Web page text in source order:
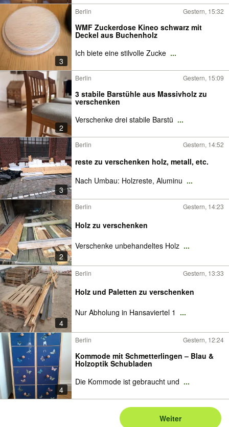
3
Berlin Gestern, 15:32
WMF Zuckerdose Kineo schwarz mit
Deckel aus Buchenholz
Ich biete eine stilvolle Zucke ...
2
Berlin Gestern, 15:09
3 stabile Barstühle aus Massivholz zu
verschenken
Verschenke drei stabile Barstü ...
3
Berlin Gestern, 14:52
reste zu verschenken holz, metall, etc.
Nach Umbau: Holzreste, Aluminu ...
2
Berlin Gestern, 14:23
Holz zu verschenken
Verschenke unbehandeltes Holz ...
4
Berlin Gestern, 13:33
Holz und Paletten zu verschenken
Nur Abholung in Hansaviertel 1 ...
4
Berlin Gestern, 12:24
Kommode mit Schmetterlingen – Blau &
Holzoptik Schubladen
Die Kommode ist gebraucht und ...
Weiter